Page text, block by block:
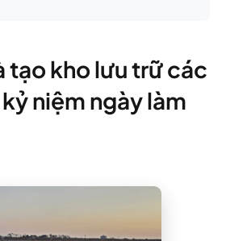
tạo kho lưu trữ các
niệm ngày làm